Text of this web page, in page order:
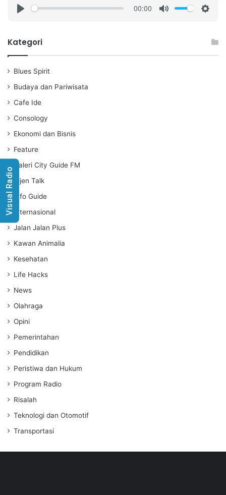
a
00:00
Kategori
Blues Spirit
Budaya dan Pariwisata
Cafe Ide
Consology
Ekonomi dan Bisnis
Feature
Galeri City Guide FM
Idjen Talk
Info Guide
Internasional
Jalan Jalan Plus
Kawan Animalia
Kesehatan
Life Hacks
News
Olahraga
Opini
Pemerintahan
Pendidikan
Peristiwa dan Hukum
Program Radio
Risalah
Teknologi dan Otomotif
Transportasi
Visual Radio